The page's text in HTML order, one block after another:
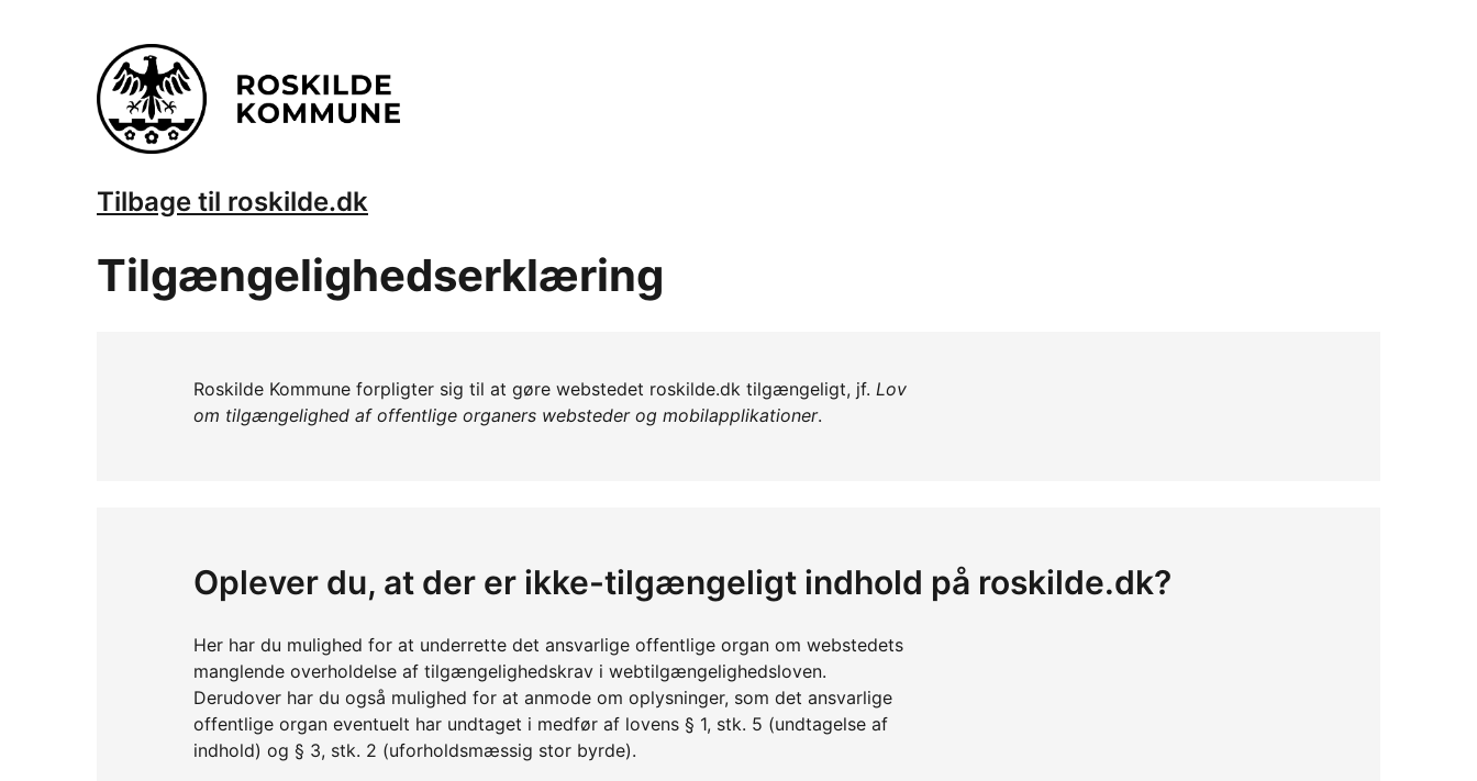
Tilbage til roskilde.dk
Tilgængelighedserklæring
Roskilde Kommune forpligter sig til at gøre webstedet roskilde.dk tilgængeligt, jf. Lov
om tilgængelighed af offentlige organers websteder og mobilapplikationer.
Oplever du, at der er ikke-tilgængeligt indhold på roskilde.dk?
Her har du mulighed for at underrette det ansvarlige offentlige organ om webstedets
manglende overholdelse af tilgængelighedskrav i webtilgængelighedsloven.
Derudover har du også mulighed for at anmode om oplysninger, som det ansvarlige
offentlige organ eventuelt har undtaget i medfør af lovens § 1, stk. 5 (undtagelse af
indhold) og § 3, stk. 2 (uforholdsmæssig stor byrde).